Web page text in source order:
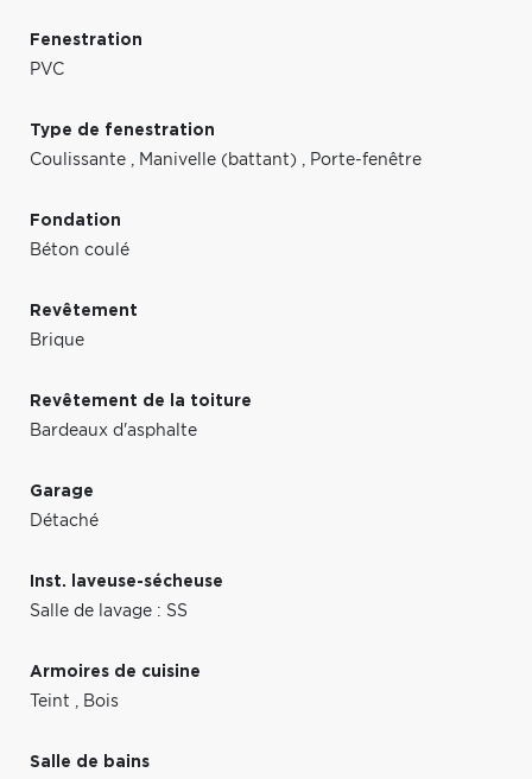
Fenestration
PVC
Type de fenestration
Coulissante , Manivelle (battant) , Porte-fenêtre
Fondation
Béton coulé
Revêtement
Brique
Revêtement de la toiture
Bardeaux d'asphalte
Garage
Détaché
Inst. laveuse-sécheuse
Salle de lavage : SS
Armoires de cuisine
Teint , Bois
Salle de bains